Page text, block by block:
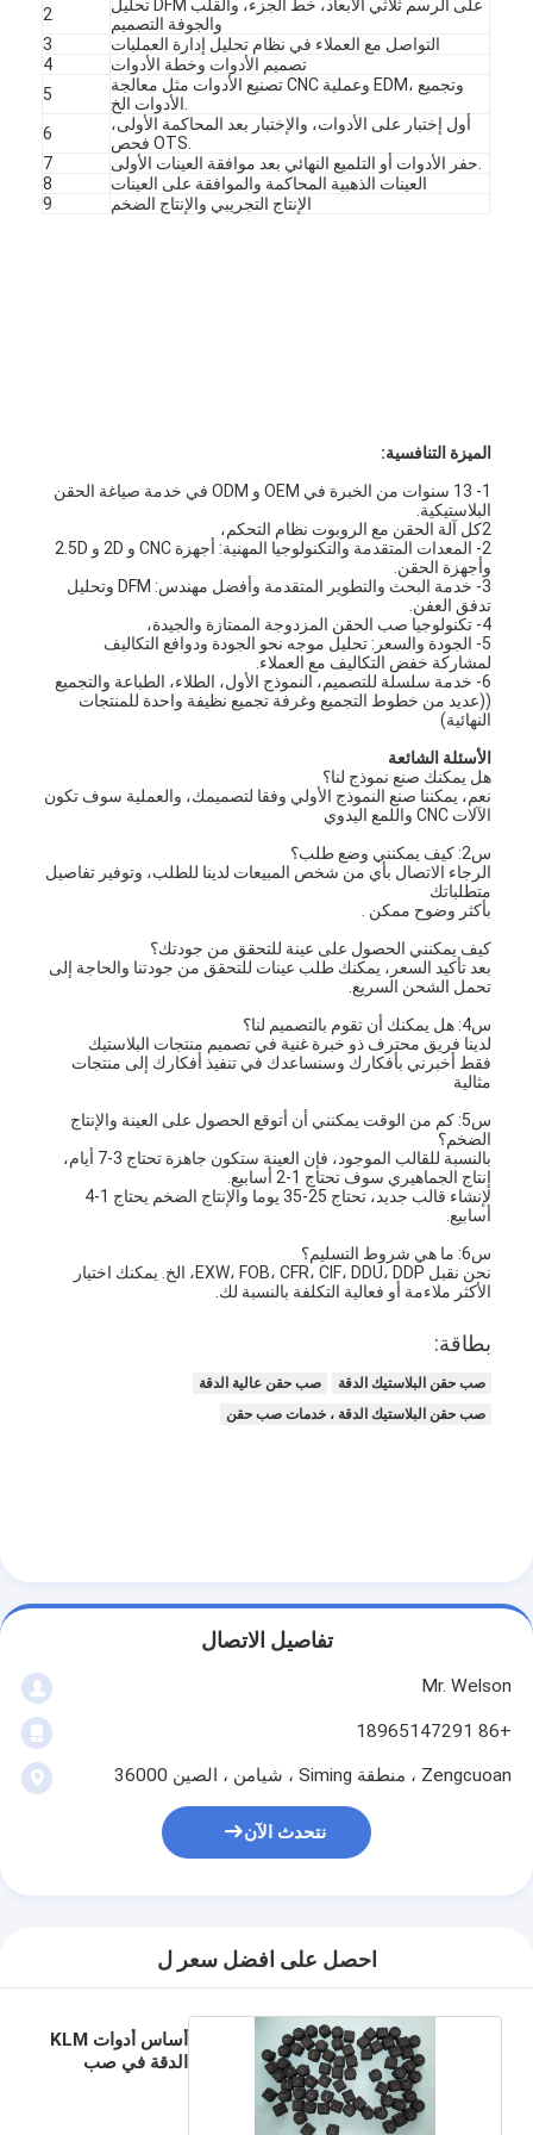
منتجات
أشرطة فيديو
معلومات عنا
جولة في المعمل
اتصل بنا
حالات
نتحدث الآن
خدمات صب الحقن
خدمة صب حقن البلاستيك
صب حقن مزدوج
صب حقن دقيقة
حقن صب طلقة واحدة
صب حقن صب
صب حقن OEM
حقن صب الإلكترونيات
صب حقن السيليكون
خدمة الصب يموت
2
تحليل DFM على الرسم ثلاثي الأبعاد، خط الجزء، والقلب
والجوفة التصميم
3
التواصل مع العملاء في نظام تحليل إدارة العمليات
4
تصميم الأدوات وخطة الأدوات
5
تصنيع الأدوات مثل معالجة CNC وعملية EDM، وتجميع
6
أول إختبار على الأدوات، والإختبار بعد المحاكمة الأولى،
فحص OTS.
7
8
العينات الذهبية المحاكمة والموافقة على العينات
9
الإنتاج التجريبي والإنتاج الضخم
الميزة التنافسية:
1- 13 سنوات من الخبرة في OEM و ODM في خدمة صياغة الحقن
البلاستيكية.
2كل آلة الحقن مع الروبوت نظام التحكم،
2- المعدات المتقدمة والتكنولوجيا المهنية: أجهزة CNC و 2D و 2.5D
وأجهزة الحقن.
3- خدمة البحث والتطوير المتقدمة وأفضل مهندس: DFM وتحليل
تدفق العفن.
4- تكنولوجيا صب الحقن المزدوجة الممتازة والجيدة،
5- الجودة والسعر: تحليل موجه نحو الجودة ودوافع التكاليف
لمشاركة خفض التكاليف مع العملاء.
6- خدمة سلسلة للتصميم، النموذج الأول، الطلاء، الطباعة والتجميع
((عديد من خطوط التجميع وغرفة تجميع نظيفة واحدة للمنتجات
النهائية)
الأسئلة الشائعة
هل يمكنك صنع نموذج لنا؟
نعم، يمكننا صنع النموذج الأولي وفقا لتصميمك، والعملية سوف تكون
الآلات CNC واللمع اليدوي
س2: كيف يمكنني وضع طلب؟
الرجاء الاتصال بأي من شخص المبيعات لدينا للطلب، وتوفير تفاصيل
متطلباتك
بأكثر وضوح ممكن .
كيف يمكنني الحصول على عينة للتحقق من جودتك؟
بعد تأكيد السعر، يمكنك طلب عينات للتحقق من جودتنا والحاجة إلى
تحمل الشحن السريع.
س4: هل يمكنك أن تقوم بالتصميم لنا؟
لدينا فريق محترف ذو خبرة غنية في تصميم منتجات البلاستيك
فقط أخبرني بأفكارك وسنساعدك في تنفيذ أفكارك إلى منتجات
مثالية
س5: كم من الوقت يمكنني أن أتوقع الحصول على العينة والإنتاج
الضخم؟
بالنسبة للقالب الموجود، فإن العينة ستكون جاهزة تحتاج 3-7 أيام،
إنتاج الجماهيري سوف تحتاج 1-2 أسابيع.
لإنشاء قالب جديد، تحتاج 25-35 يوما والإنتاج الضخم يحتاج 1-4
أسابيع.
س6: ما هي شروط التسليم؟
نحن نقبل EXW، FOB، CFR، CIF، DDU، DDP، الخ. يمكنك اختيار
الأكثر ملاءمة أو فعالية التكلفة بالنسبة لك.
بطاقة:
صب حقن البلاستيك الدقة
صب حقن عالية الدقة
صب حقن البلاستيك الدقة ، خدمات صب حقن
تفاصيل الاتصال
Mr. Welson
+86 18965147291
Zengcuoan ، منطقة Siming ، شيامن ، الصين 36000
نتحدث الآن
احصل على افضل سعر ل
أساس أدوات KLM
الدقة في صب